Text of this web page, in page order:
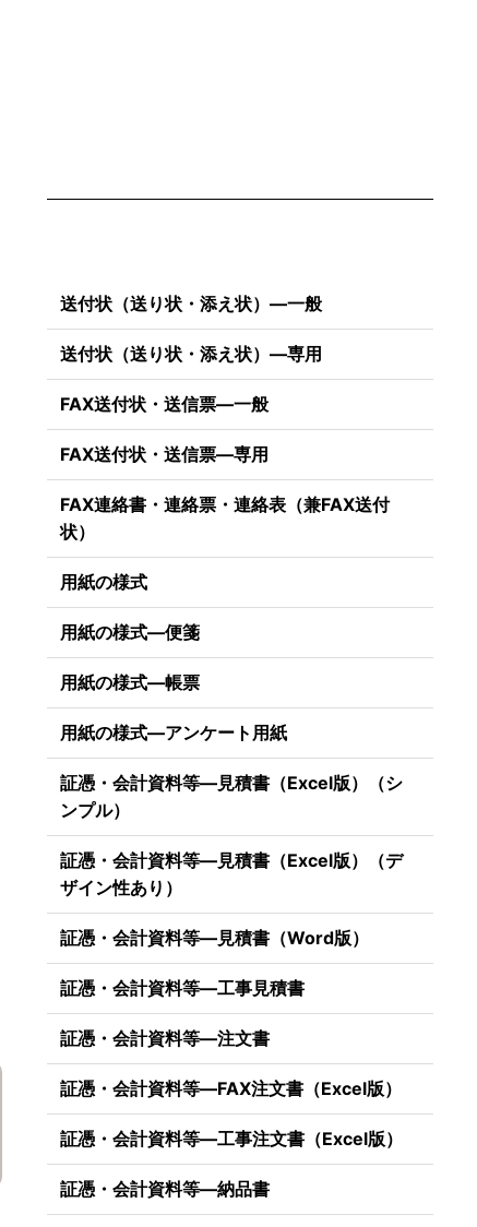
送付状（送り状・添え状）―一般
送付状（送り状・添え状）―専用
FAX送付状・送信票―一般
FAX送付状・送信票―専用
FAX連絡書・連絡票・連絡表（兼FAX送付
状）
用紙の様式
用紙の様式―便箋
用紙の様式―帳票
用紙の様式―アンケート用紙
証憑・会計資料等―見積書（Excel版）（シ
ンプル）
証憑・会計資料等―見積書（Excel版）（デ
ザイン性あり）
証憑・会計資料等―見積書（Word版）
証憑・会計資料等―工事見積書
証憑・会計資料等―注文書
証憑・会計資料等―FAX注文書（Excel版）
証憑・会計資料等―工事注文書（Excel版）
証憑・会計資料等―納品書